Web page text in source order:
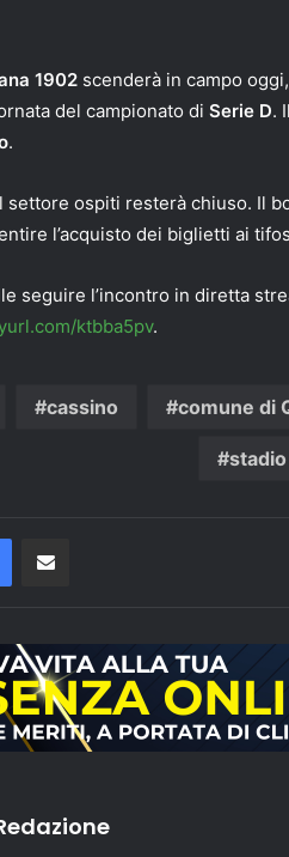
1902 scenderà in campo
del campionato di Serie D.
.
settore ospiti resterà chiuso. Il
l’acquisto dei biglietti ai
seguire l’incontro in diretta
ktbba5pv.
cassino comune di
Facebook